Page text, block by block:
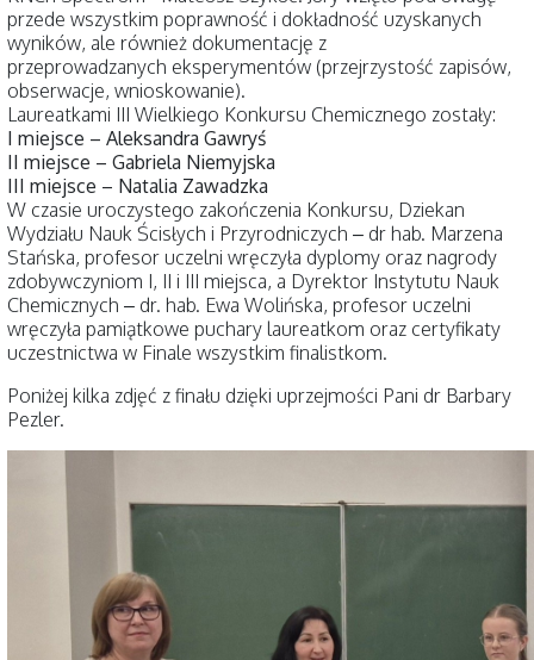
przede wszystkim poprawność i dokładność uzyskanych
wyników, ale również dokumentację z
przeprowadzanych eksperymentów (przejrzystość zapisów,
obserwacje, wnioskowanie).
Laureatkami III Wielkiego Konkursu Chemicznego zostały:
I miejsce – Aleksandra Gawryś
II miejsce – Gabriela Niemyjska
III miejsce – Natalia Zawadzka
W czasie uroczystego zakończenia Konkursu, Dziekan
Wydziału Nauk Ścisłych i Przyrodniczych – dr hab. Marzena
Stańska, profesor uczelni wręczyła dyplomy oraz nagrody
zdobywczyniom I, II i III miejsca, a Dyrektor Instytutu Nauk
Chemicznych – dr. hab. Ewa Wolińska, profesor uczelni
wręczyła pamiątkowe puchary laureatkom oraz certyfikaty
uczestnictwa w Finale wszystkim finalistkom.
Poniżej kilka zdjęć z finału dzięki uprzejmości Pani dr Barbary
Pezler.